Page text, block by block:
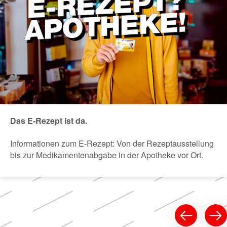
Das E-Rezept ist da.
Informationen zum E-Rezept: Von der Rezeptausstellung
bis zur Medikamentenabgabe in der Apotheke vor Ort.